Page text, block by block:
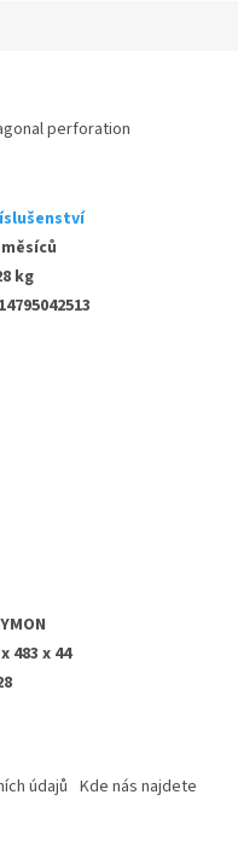
perforation
měsíců
kg
483 x 44
údajů Kde nás najdete